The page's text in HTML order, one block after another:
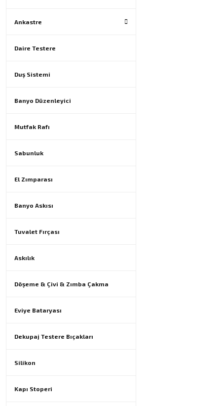
Ankastre
Daire Testere
Duş Sistemi
Banyo Düzenleyici
Mutfak Rafı
Sabunluk
El Zımparası
Banyo Askısı
Tuvalet Fırçası
Askılık
Döşeme & Çivi & Zımba Çakma
Eviye Bataryası
Dekupaj Testere Bıçakları
Silikon
Kapı Stoperi